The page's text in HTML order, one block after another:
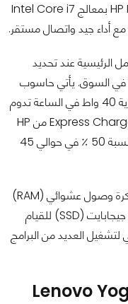
تم تجهيز HP Pavilion x360 14-dw1002ne بمعالج Intel Core i7
أداء جيد واتصال مستقر.
الرئيسية عند تحديد
في السوق. يأتي حاسوب
HP Pavilion 14-DW1002NE مزودًا ببطارية 40 واط في الساعة تدوم
طويلاً. وفي الوقت نفسه، يمكن أن توفر Express Charge من HP
بقوة 45 واط للمستخدمين طاقة بطارية بنسبة 50 ٪ في حوالي 45
كما يأتي هذا الحاسوب المحمول مزودًا بذاكرة وصول عشوائي (RAM)
بسعة 8 جيجابايت وذاكرة تخزين داخلية 512 جيجابايت (SSD) للقيام
العديد من البرامج